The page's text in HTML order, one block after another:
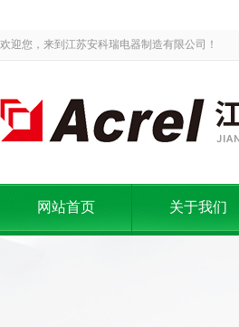
欢迎您，来到江苏安科瑞电器制造有限公司！
网站首页 关于我们